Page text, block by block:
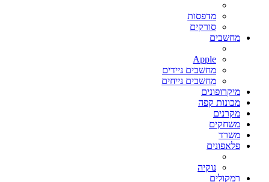
מדפסות
סורקים
מחשבים
Apple
מחשבים ניידים
מחשבים נייחים
מיקרופונים
מכונות קפה
מקרנים
משחקים
משרד
פלאפונים
נוקיה
רמקולים